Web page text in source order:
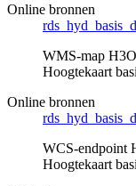
Online bronnen
WMS-map
Hoogtekaart
Online bronnen
WCS-endpoint
Hoogtekaart